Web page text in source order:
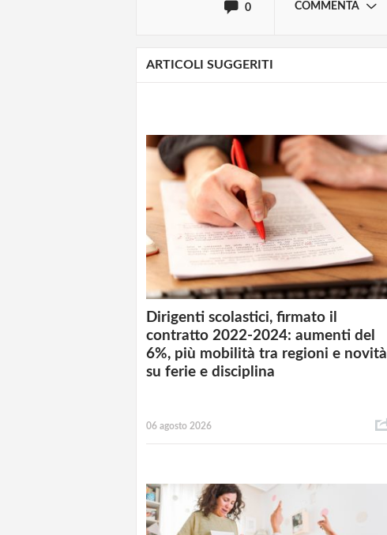
0 COMMENTA
ARTICOLI SUGGERITI
Dirigenti scolastici, firmato il
contratto 2022-2024: aumenti del
6%, più mobilità tra regioni e novità
su ferie e disciplina
06 agosto 2026